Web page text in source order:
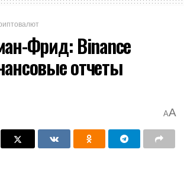
Фрид: Binance
отчеты
AA